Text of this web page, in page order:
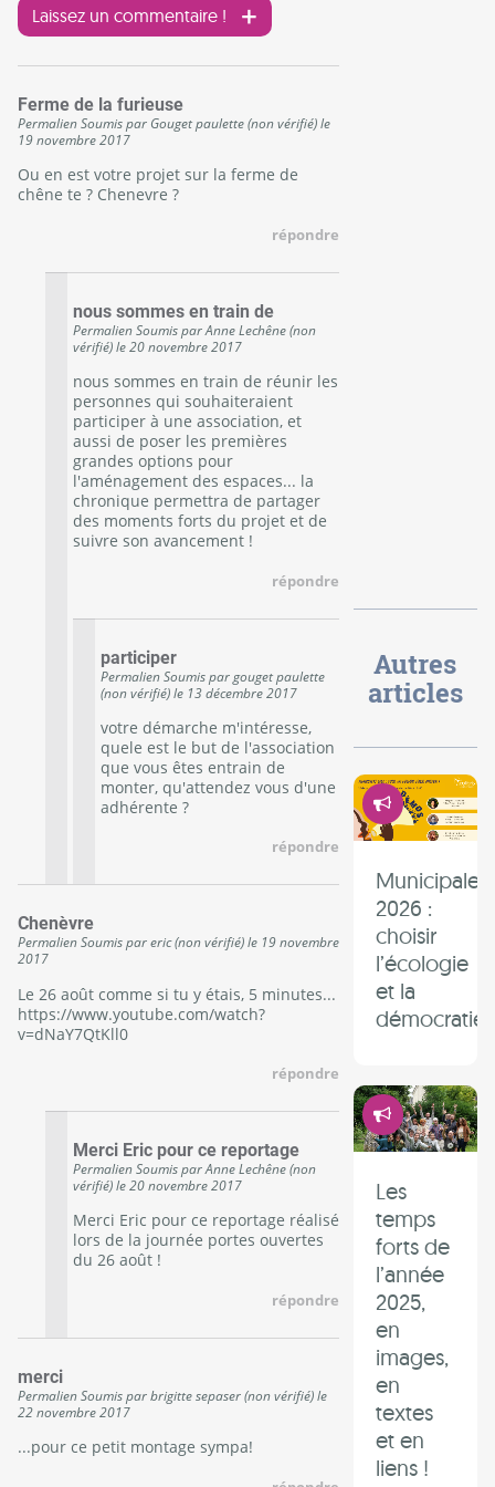
Autres
articles
Municipales
2026 :
choisir
l’écologie
et la
démocratie
Les
temps
forts de
l’année
2025,
en
images,
en
textes
et en
liens !
Laissez un commentaire !
Ferme de la furieuse
PermalienSoumis par Gouget paulette (non vérifié)le
19 novembre 2017
Ou en est votre projet sur la ferme de
chêne te ? Chenevre ?
répondre
nous sommes en train de
PermalienSoumis parAnne Lechêne (non
vérifié)le20 novembre 2017
nous sommes en train de réunir les
personnes qui souhaiteraient
participer à une association, et
aussi de poser les premières
grandes options pour
l'aménagement des espaces... la
chronique permettra de partager
des moments forts du projet et de
suivre son avancement !
répondre
participer
PermalienSoumis pargouget paulette
(non vérifié)le 13 décembre 2017
votre démarche m'intéresse,
quele est le but de l'association
que vous êtes entrain de
monter, qu'attendez vous d'une
adhérente ?
répondre
Chenèvre
PermalienSoumis pareric (non vérifié)le 19 novembre
2017
Le 26 août comme si tu y étais, 5 minutes...
https://www.youtube.com/watch?
v=dNaY7QtKll0
répondre
Merci Eric pour ce reportage
PermalienSoumis parAnne Lechêne (non
vérifié)le20 novembre 2017
Merci Eric pour ce reportage réalisé
lors de la journée portes ouvertes
du 26 août !
répondre
merci
PermalienSoumis parbrigitte sepaser (non vérifié)le
22 novembre 2017
...pour ce petit montage sympa!